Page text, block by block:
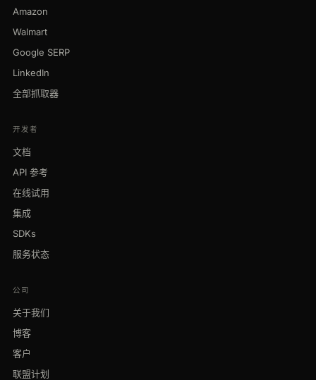
Amazon
Walmart
Google SERP
LinkedIn
全部抓取器
开发者
文档
API 参考
在线试用
集成
SDKs
服务状态
公司
关于我们
博客
客户
联盟计划